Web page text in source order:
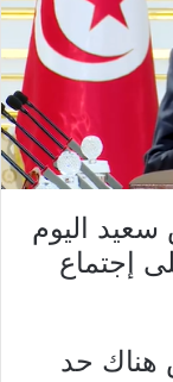
اليوم
مارس 2022، على إجتماع
هناك حد